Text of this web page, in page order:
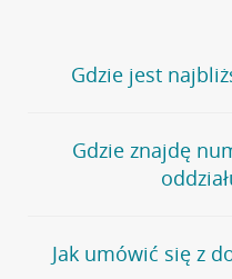
Gdzie jest
Jeśli szukasz oddziału
stronęPlacówki i
wygodna wyszukiwarka.
oddziałów
Gdzie znajdę
Bank Credit Agricole nie
telefonu do placówki
Jak umówić się z